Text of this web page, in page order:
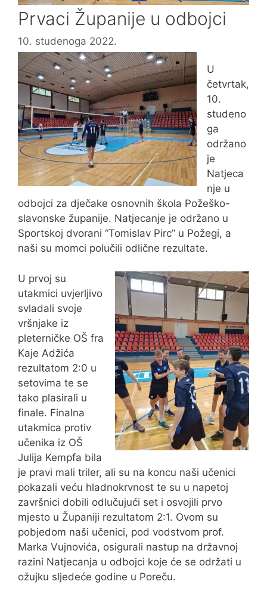
Prvaci Županije u odbojci
10. studenoga 2022.
U
četvrtak,
10.
studeno
ga
održano
je
Natjeca
nje u
odbojci za dječake osnovnih škola Požeško-
slavonske županije. Natjecanje je održano u
Sportskoj dvorani “Tomislav Pirc” u Požegi, a
naši su momci polučili odlične rezultate.
U prvoj su
utakmici uvjerljivo
svladali svoje
vršnjake iz
pleterničke OŠ fra
Kaje Adžića
rezultatom 2:0 u
setovima te se
tako plasirali u
finale. Finalna
utakmica protiv
učenika iz OŠ
Julija Kempfa bila
je pravi mali triler, ali su na koncu naši učenici
pokazali veću hladnokrvnost te su u napetoj
završnici dobili odlučujući set i osvojili prvo
mjesto u Županiji rezultatom 2:1. Ovom su
pobjedom naši učenici, pod vodstvom prof.
Marka Vujnovića, osigurali nastup na državnoj
razini Natjecanja u odbojci koje će se održati u
ožujku sljedeće godine u Poreču.